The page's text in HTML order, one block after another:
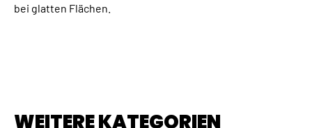
bei glatten Flächen.
WEITERE KATEGORIEN